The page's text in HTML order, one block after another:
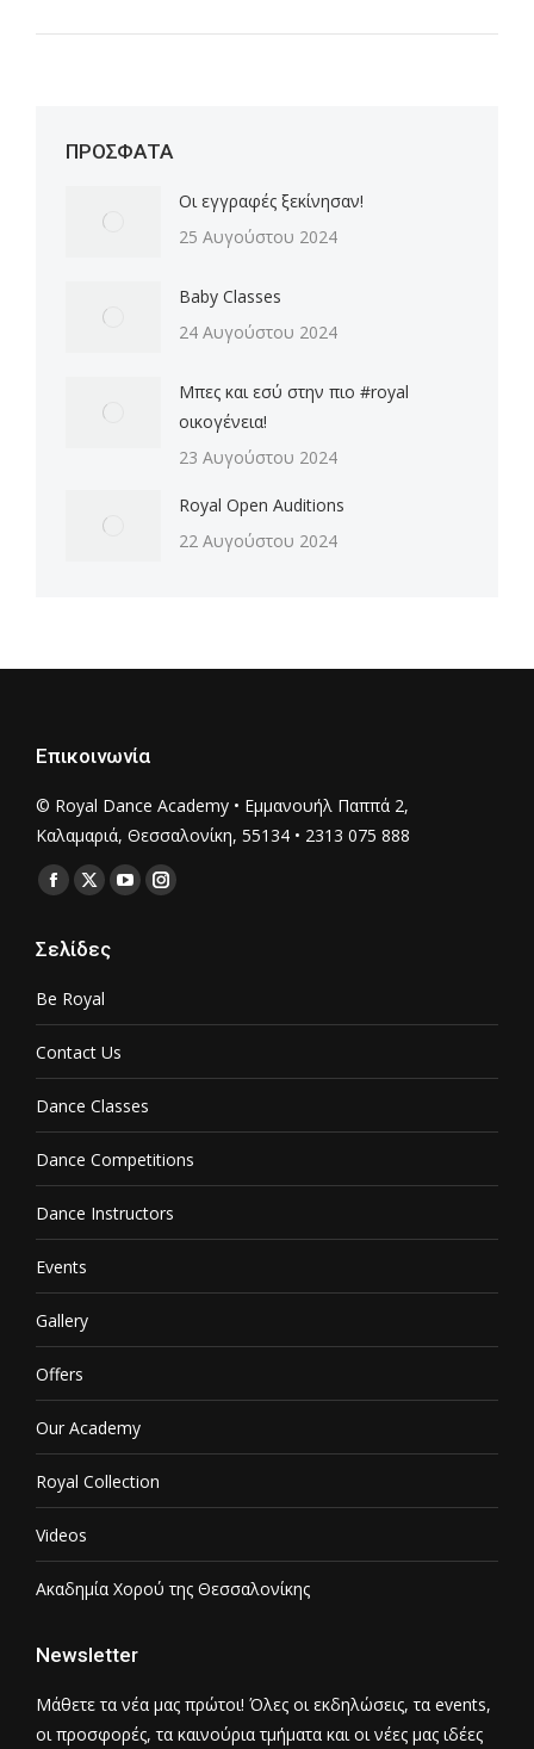
ΠΡΟΣΦΑΤΑ
Οι εγγραφές ξεκίνησαν!
25 Αυγούστου 2024
Baby Classes
24 Αυγούστου 2024
Μπες και εσύ στην πιο #royal
οικογένεια!
23 Αυγούστου 2024
Royal Open Auditions
22 Αυγούστου 2024
Επικοινωνία
© Royal Dance Academy • Εμμανουήλ Παππά 2,
Καλαμαριά, Θεσσαλονίκη, 55134 • 2313 075 888
Find us on:
Facebook
opens
in
new
window
X
opens
in
new
window
YouTube
new
Instagram
new
Σελίδες
Be Royal
Contact Us
Dance Classes
Dance Competitions
Dance Instructors
Events
Gallery
Offers
Our Academy
Royal Collection
Videos
Ακαδημία Χορού της Θεσσαλονίκης
Newsletter
Μάθετε τα νέα μας πρώτοι! Όλες οι εκδηλώσεις, τα events,
οι προσφορές, τα καινούρια τμήματα και οι νέες μας ιδέες